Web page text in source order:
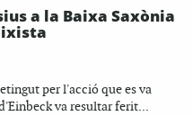
a la Baixa Saxònia
per l'acció que es va
va resultar ferit...